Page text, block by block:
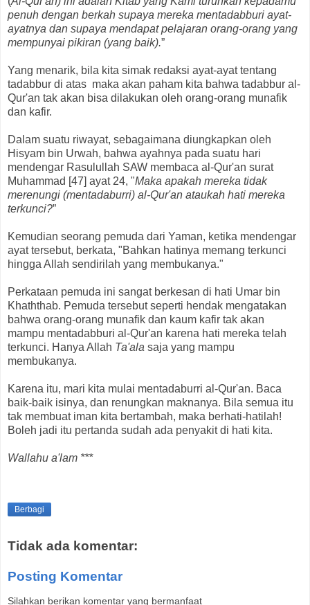
penuh dengan berkah supaya mereka mentadabburi ayat-
ayatnya dan supaya mendapat pelajaran orang-orang yang
mempunyai pikiran (yang baik).”
Yang menarik, bila kita simak redaksi ayat-ayat tentang
tadabbur di atas maka akan paham kita bahwa tadabbur al-
Qur'an tak akan bisa dilakukan oleh orang-orang munafik
dan kafir.
Dalam suatu riwayat, sebagaimana diungkapkan oleh
Hisyam bin Urwah, bahwa ayahnya pada suatu hari
mendengar Rasulullah SAW membaca al-Qur'an surat
Muhammad [47] ayat 24, "Maka apakah mereka tidak
merenungi (mentadaburri) al-Qur'an ataukah hati mereka
terkunci?”
Kemudian seorang pemuda dari Yaman, ketika mendengar
ayat tersebut, berkata, "Bahkan hatinya memang terkunci
hingga Allah sendirilah yang membukanya."
Perkataan pemuda ini sangat berkesan di hati Umar bin
Khaththab. Pemuda tersebut seperti hendak mengatakan
bahwa orang-orang munafik dan kaum kafir tak akan
mampu mentadabburi al-Qur'an karena hati mereka telah
terkunci. Hanya Allah Ta'ala saja yang mampu
membukanya.
Karena itu, mari kita mulai mentadaburri al-Qur'an. Baca
baik-baik isinya, dan renungkan maknanya. Bila semua itu
tak membuat iman kita bertambah, maka berhati-hatilah!
Boleh jadi itu pertanda sudah ada penyakit di hati kita.
Wallahu a'lam ***
Berbagi
Tidak ada komentar:
Posting Komentar
Silahkan berikan komentar yang bermanfaat